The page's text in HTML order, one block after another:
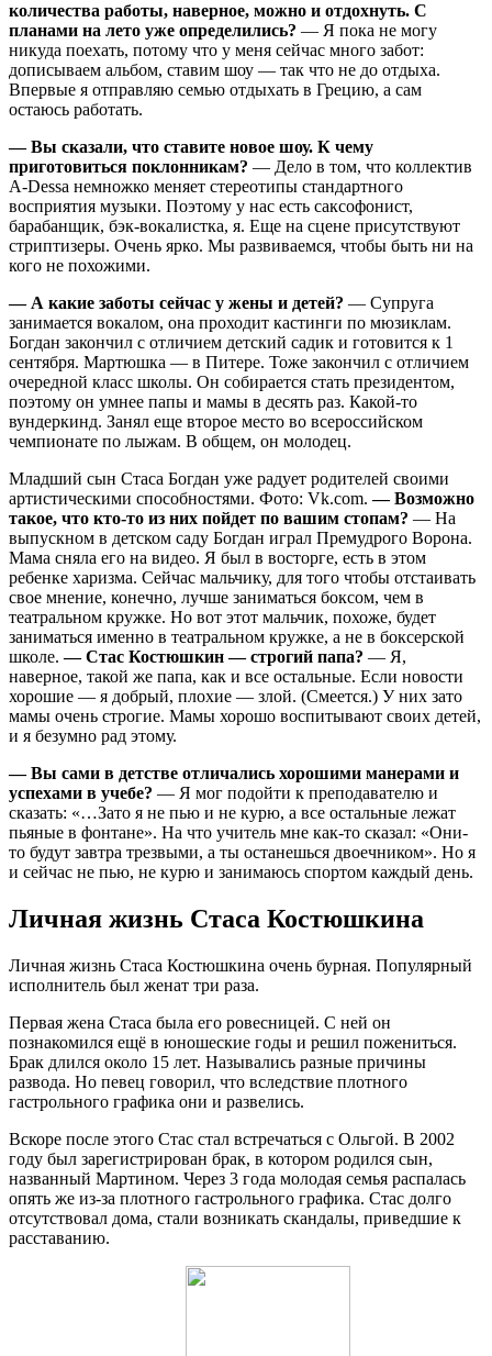
количества работы, наверное, можно и отдохнуть. С
планами на лето уже определились? — Я пока не могу
никуда поехать, потому что у меня сейчас много забот:
дописываем альбом, ставим шоу — так что не до отдыха.
Впервые я отправляю семью отдыхать в Грецию, а сам
остаюсь работать.
— Вы сказали, что ставите новое шоу. К чему
приготовиться поклонникам? — Дело в том, что коллектив
A-Dessa немножко меняет стереотипы стандартного
восприятия музыки. Поэтому у нас есть саксофонист,
барабанщик, бэк-вокалистка, я. Еще на сцене присутствуют
стриптизеры. Очень ярко. Мы развиваемся, чтобы быть ни на
кого не похожими.
— А какие заботы сейчас у жены и детей? — Супруга
занимается вокалом, она проходит кастинги по мюзиклам.
Богдан закончил с отличием детский садик и готовится к 1
сентября. Мартюшка — в Питере. Тоже закончил с отличием
очередной класс школы. Он собирается стать президентом,
поэтому он умнее папы и мамы в десять раз. Какой-то
вундеркинд. Занял еще второе место во всероссийском
чемпионате по лыжам. В общем, он молодец.
Младший сын Стаса Богдан уже радует родителей своими
артистическими способностями. Фото: Vk.com.— Возможно
такое, что кто-то из них пойдет по вашим стопам? — На
выпускном в детском саду Богдан играл Премудрого Ворона.
Мама сняла его на видео. Я был в восторге, есть в этом
ребенке харизма. Сейчас мальчику, для того чтобы отстаивать
свое мнение, конечно, лучше заниматься боксом, чем в
театральном кружке. Но вот этот мальчик, похоже, будет
заниматься именно в театральном кружке, а не в боксерской
школе.— Стас Костюшкин — строгий папа? — Я,
наверное, такой же папа, как и все остальные. Если новости
хорошие — я добрый, плохие — злой. (Смеется.) У них зато
мамы очень строгие. Мамы хорошо воспитывают своих детей,
и я безумно рад этому.
— Вы сами в детстве отличались хорошими манерами и
успехами в учебе? — Я мог подойти к преподавателю и
сказать: «…Зато я не пью и не курю, а все остальные лежат
пьяные в фонтане». На что учитель мне как-то сказал: «Они-
то будут завтра трезвыми, а ты останешься двоечником». Но я
и сейчас не пью, не курю и занимаюсь спортом каждый день.
Личная жизнь Стаса Костюшкина
Личная жизнь Стаса Костюшкина очень бурная. Популярный
исполнитель был женат три раза.
Первая жена Стаса была его ровесницей. С ней он
познакомился ещё в юношеские годы и решил пожениться.
Брак длился около 15 лет. Назывались разные причины
развода. Но певец говорил, что вследствие плотного
гастрольного графика они и развелись.
Вскоре после этого Стас стал встречаться с Ольгой. В 2002
году был зарегистрирован брак, в котором родился сын,
названный Мартином. Через 3 года молодая семья распалась
опять же из-за плотного гастрольного графика. Стас долго
отсутствовал дома, стали возникать скандалы, приведшие к
расставанию.